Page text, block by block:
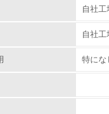
境負荷ができるだけ小さい
化学物質を使用していない
学物質の使用量及び外部（
自社
自社
特にな